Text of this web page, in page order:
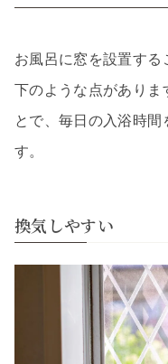
お風呂に窓を設置する
下のような点がありま
とで、毎日の入浴時間
す。
換気しやすい